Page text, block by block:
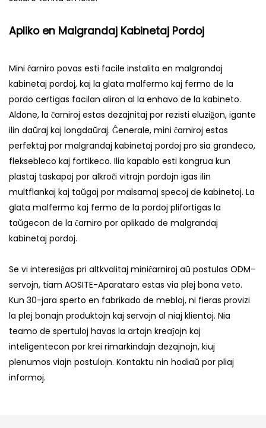
Apliko en Malgrandaj Kabinetaj Pordoj
Mini ĉarniro povas esti facile instalita en malgrandaj
kabinetaj pordoj, kaj la glata malfermo kaj fermo de la
pordo certigas facilan aliron al la enhavo de la kabineto.
Aldone, la ĉarniroj estas dezajnitaj por rezisti eluziĝon, igante
ilin daŭraj kaj longdaŭraj. Ĝenerale, mini ĉarniroj estas
perfektaj por malgrandaj kabinetaj pordoj pro sia grandeco,
fleksebleco kaj fortikeco. Ilia kapablo esti kongrua kun
plastaj taskapoj por alkroĉi vitrajn pordojn igas ilin
multflankaj kaj taŭgaj por malsamaj specoj de kabinetoj. La
glata malfermo kaj fermo de la pordoj plifortigas la
taŭgecon de la ĉarniro por aplikado de malgrandaj
kabinetaj pordoj.
Se vi interesiĝas pri altkvalitaj miniĉarniroj aŭ postulas ODM-
servojn, tiam AOSITE-Aparataro estas via plej bona veto.
Kun 30-jara sperto en fabrikado de mebloj, ni fieras provizi
la plej bonajn produktojn kaj servojn al niaj klientoj. Nia
teamo de spertuloj havas la artajn kreaĵojn kaj
inteligentecon por krei rimarkindajn dezajnojn, kiuj
plenumos viajn postulojn. Kontaktu nin hodiaŭ por pliaj
informoj.